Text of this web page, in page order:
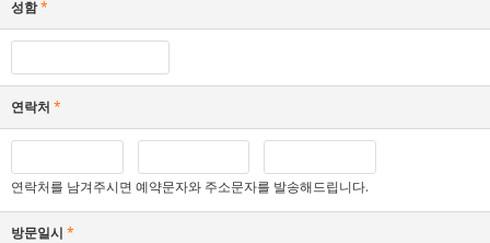
성함*
연락처 *
연락처를 남겨주시면 예약문자와 주소문자를 발송해드립니다.
방문일시 *